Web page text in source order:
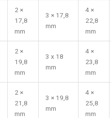
2 ×
17,8
mm
3 × 17,8
mm
4 ×
22,8
mm
2 ×
19,8
mm
3 x 18
mm
4 ×
23,8
mm
2 ×
21,8
mm
3 × 19,8
mm
4 ×
25,8
mm